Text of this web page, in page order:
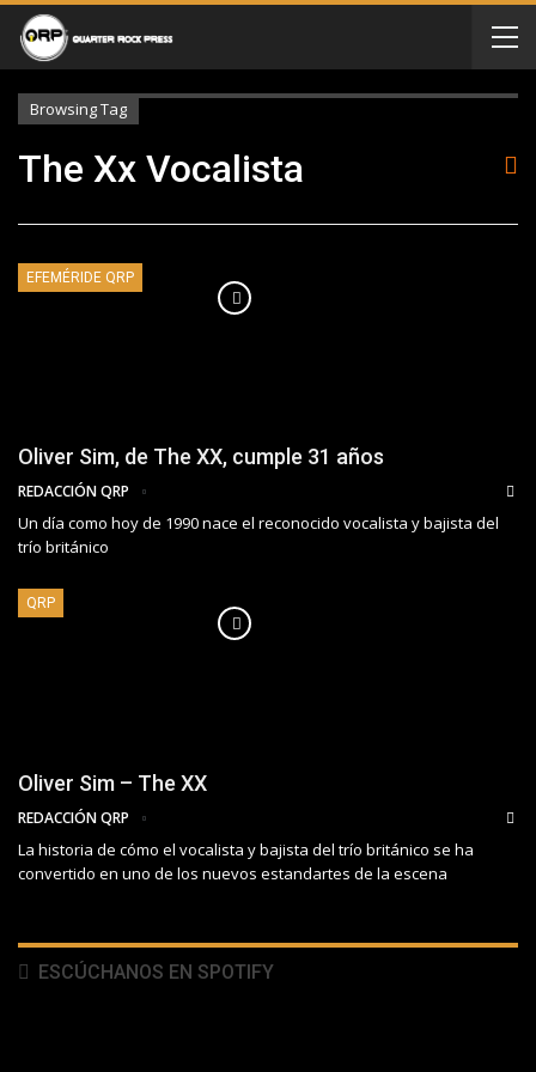
Browsing Tag
The Xx Vocalista
EFEMÉRIDE QRP
Oliver Sim, de The XX, cumple 31 años
REDACCIÓN QRP
Un día como hoy de 1990 nace el reconocido vocalista y bajista del
trío británico
QRP
Oliver Sim – The XX
REDACCIÓN QRP
La historia de cómo el vocalista y bajista del trío británico se ha
convertido en uno de los nuevos estandartes de la escena
ESCÚCHANOS EN SPOTIFY